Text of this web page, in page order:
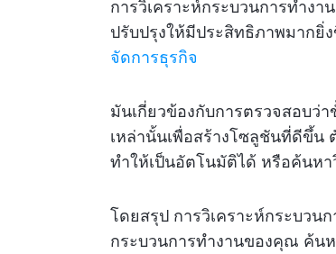
การวิเคราะห์กระบวนการทำง
ปรับปรุงให้มีประสิทธิภาพมากยิ่
จัดการธุรกิจ
มันเกี่ยวข้องกับการตรวจสอบว่
เหล่านั้นเพื่อสร้างโซลูชันที่ดีขึ้น
ทำให้เป็นอัตโนมัติได้ หรือค้นห
โดยสรุป การวิเคราะห์กระบว
กระบวนการทำงานของคุณ ค้น